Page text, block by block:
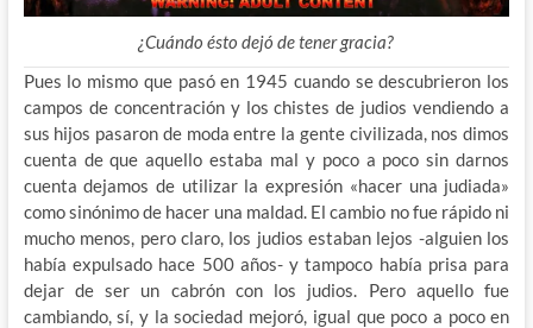
¿Cuándo ésto dejó de tener gracia?
Pues lo mismo que pasó en 1945 cuando se descubrieron los
campos de concentración y los chistes de judios vendiendo a
sus hijos pasaron de moda entre la gente civilizada, nos dimos
cuenta de que aquello estaba mal y poco a poco sin darnos
cuenta dejamos de utilizar la expresión «hacer una judiada»
como sinónimo de hacer una maldad. El cambio no fue rápido ni
mucho menos, pero claro, los judios estaban lejos -alguien los
había expulsado hace 500 años- y tampoco había prisa para
dejar de ser un cabrón con los judios. Pero aquello fue
cambiando, sí, y la sociedad mejoró, igual que poco a poco en